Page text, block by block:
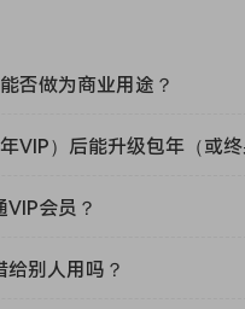
，包括 Waldorf Pulse 1
的采样呈现原始乐器的感
旨在为原始声音添加您选
建脉冲低音、灼热的引线
个神奇的时代，模拟调色
PPG Wave 系列、Korg
：我们捕获了原始乐器生
多种选择。Digital 1 是一
否做为商业用途？
VIP）后能升级包年（或
会员？
别人用吗？